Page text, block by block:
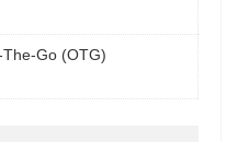
The-Go (OTG)